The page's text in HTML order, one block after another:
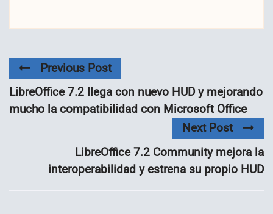
Previous Post
LibreOffice 7.2 llega con nuevo HUD y mejorando
mucho la compatibilidad con Microsoft Office
Next Post
LibreOffice 7.2 Community mejora la
interoperabilidad y estrena su propio HUD